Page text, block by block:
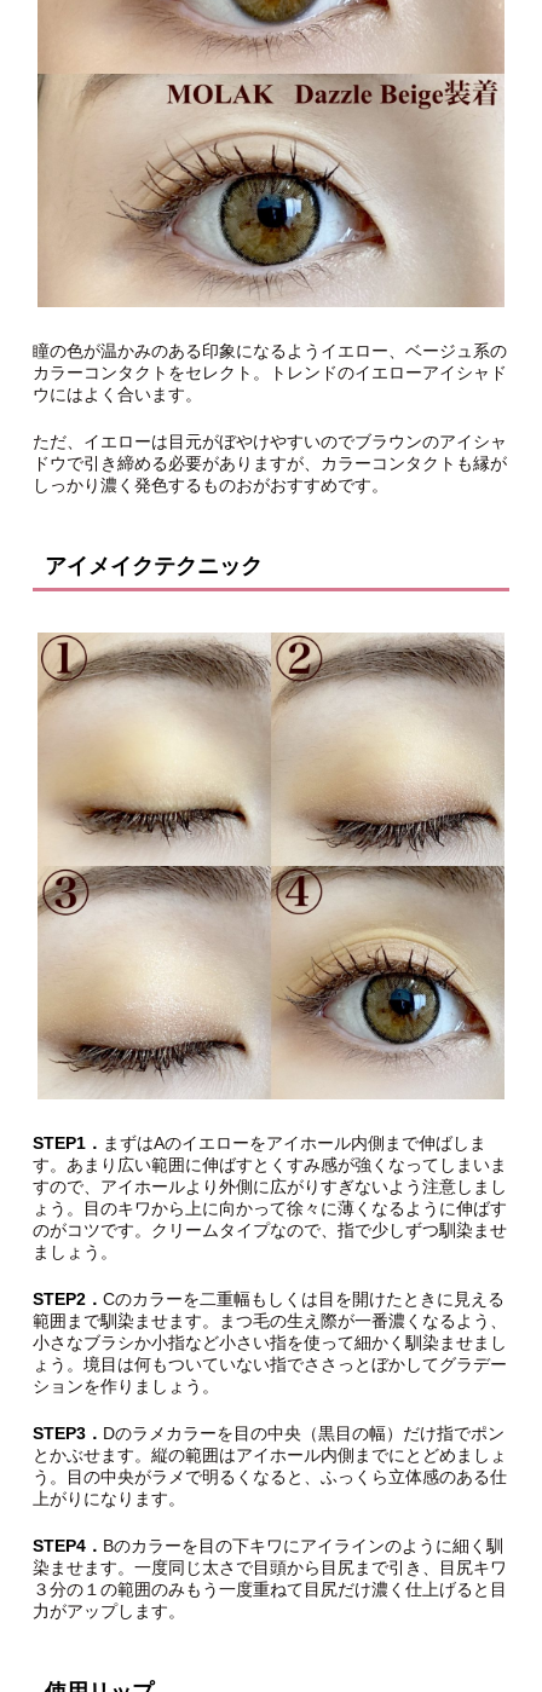
瞳の色が温かみのある印象になるようイエロー、ベージュ系の
カラーコンタクトをセレクト。トレンドのイエローアイシャド
ウにはよく合います。
ただ、イエローは目元がぼやけやすいのでブラウンのアイシャ
ドウで引き締める必要がありますが、カラーコンタクトも縁が
しっかり濃く発色するものおがおすすめです。
アイメイクテクニック
STEP1． まずはAのイエローをアイホール内側まで伸ばしま
す。あまり広い範囲に伸ばすとくすみ感が強くなってしまいま
すので、アイホールより外側に広がりすぎないよう注意しまし
ょう。目のキワから上に向かって徐々に薄くなるように伸ばす
のがコツです。クリームタイプなので、指で少しずつ馴染ませ
ましょう。
STEP2． Cのカラーを二重幅もしくは目を開けたときに見える
範囲まで馴染ませます。まつ毛の生え際が一番濃くなるよう、
小さなブラシか小指など小さい指を使って細かく馴染ませまし
ょう。境目は何もついていない指でささっとぼかしてグラデー
ションを作りましょう。
STEP3． Dのラメカラーを目の中央（黒目の幅）だけ指でポン
とかぶせます。縦の範囲はアイホール内側までにとどめましょ
う。目の中央がラメで明るくなると、ふっくら立体感のある仕
上がりになります。
STEP4． Bのカラーを目の下キワにアイラインのように細く馴
染ませます。一度同じ太さで目頭から目尻まで引き、目尻キワ
３分の１の範囲のみもう一度重ねて目尻だけ濃く仕上げると目
力がアップします。